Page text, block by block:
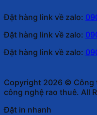
Đặt hàng link về zalo:
Đặt hàng link về zalo:
Đặt hàng link về zalo:
Copyright 2026 © Công
công nghệ rao thuê. All
Đặt in nhanh